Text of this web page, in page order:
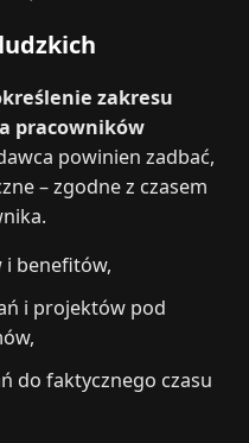
zakresu
pracowników
powinien zadbać,
– zgodne z czasem
i benefitów,
i projektów pod
do faktycznego czasu